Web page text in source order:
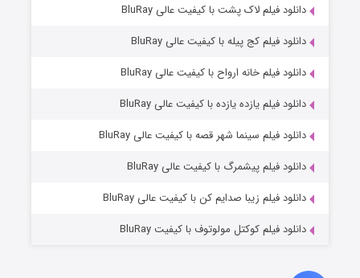
دانلود فیلم لاک پشت با کیفیت عالی BluRay
دانلود فیلم کج‌ پیله با کیفیت عالی BluRay
دانلود فیلم خانه ارواح با کیفیت عالی BluRay
دانلود فیلم یازده یازده با کیفیت عالی BluRay
دانلود فیلم سینما شهر قصه با کیفیت عالی BluRay
دانلود فیلم پیشمرگ با کیفیت عالی BluRay
دانلود فیلم زیبا صدایم کن با کیفیت عالی BluRay
دانلود فیلم کوکتل مولوتوف با کیفیت BluRay